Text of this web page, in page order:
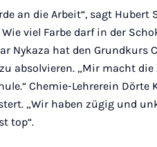
an die Arbeit“, sagt Hubert
viel Farbe darf in der
Nykaza hat den Grundkurs
absolvieren. „Mir macht die
Chemie-Lehrerein Dörte
„Wir haben zügig und
top“.